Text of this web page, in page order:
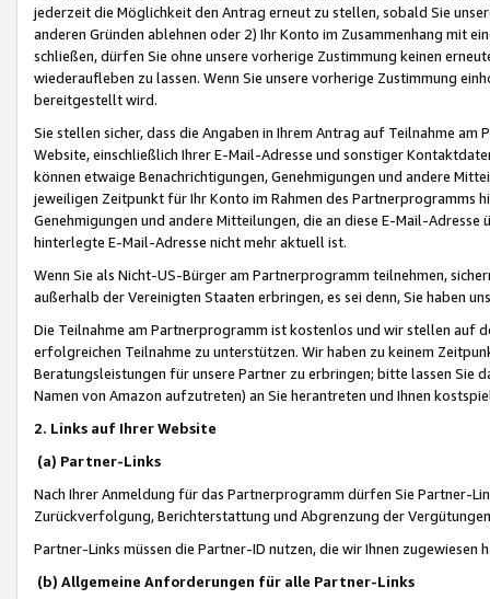
jederzeit die Möglichkeit den Antrag erneut zu stellen, sobald Sie
anderen Gründen ablehnen oder 2) Ihr Konto im Zusammenhang mit
schließen, dürfen Sie ohne unsere vorherige Zustimmung keinen
wiederaufleben zu lassen. Wenn Sie unsere vorherige Zustimmung
bereitgestellt wird.
Sie stellen sicher, dass die Angaben in Ihrem Antrag auf Teilnahme
Website, einschließlich Ihrer E-Mail-Adresse und sonstiger
können etwaige Benachrichtigungen, Genehmigungen und andere
jeweiligen Zeitpunkt für Ihr Konto im Rahmen des Partnerprogramms
Genehmigungen und andere Mitteilungen, die an diese E-Mail-
hinterlegte E-Mail-Adresse nicht mehr aktuell ist.
Wenn Sie als Nicht-US-Bürger am Partnerprogramm teilnehmen,
außerhalb der Vereinigten Staaten erbringen, es sei denn, Sie haben
Die Teilnahme am Partnerprogramm ist kostenlos und wir stellen auf
erfolgreichen Teilnahme zu unterstützen. Wir haben zu keinem
Beratungsleistungen für unsere Partner zu erbringen; bitte lassen Sie
Namen von Amazon aufzutreten) an Sie herantreten und Ihnen
2. Links auf Ihrer Website
(a) Partner-Links
Nach Ihrer Anmeldung für das Partnerprogramm dürfen Sie Partner-
Zurückverfolgung, Berichterstattung und Abgrenzung der
Partner-Links müssen die Partner-ID nutzen, die wir Ihnen zugewiesen
(b) Allgemeine Anforderungen für alle Partner-Links